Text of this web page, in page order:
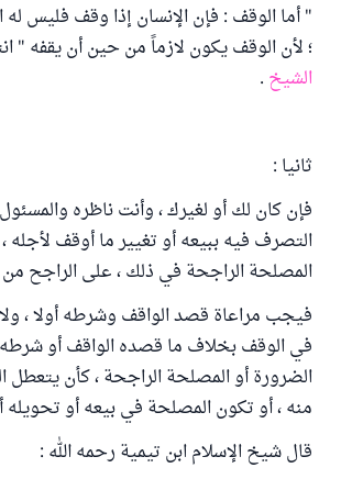
" أما الوقف : فإن الإنسان إذا وقف فليس
؛ لأن الوقف يكون لازماً من حين أن يقفه "
الشيخ .
ثانيا :
فإن كان لك أو لغيرك ، وأنت ناظره
التصرف فيه ببيعه أو تغيير ما أوقف لأجله ،
المصلحة الراجحة في ذلك ، على الراجح من
فيجب مراعاة قصد الواقف وشرطه أولا ،
في الوقف بخلاف ما قصده الواقف أو شرطه
الضرورة أو المصلحة الراجحة ، كأن يتعطل
منه ، أو تكون المصلحة في بيعه أو
قال شيخ الإسلام ابن تيمية رحمه الله :